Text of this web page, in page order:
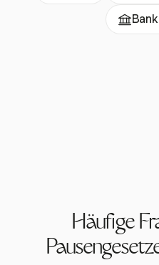
Häufige